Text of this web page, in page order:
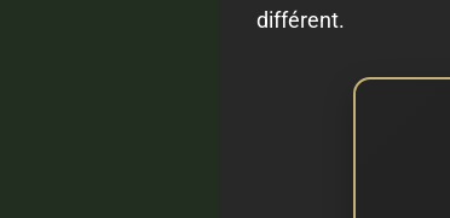
différent.